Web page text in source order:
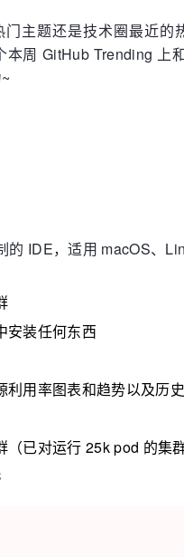
主题还是技术圈最近的
本周 GitHub Trending 上
的 IDE，适用 macOS、
安装任何东西
利用率图表和趋势以及历
（已对运行 25k pod 的集